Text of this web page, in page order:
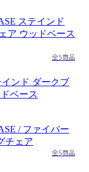
全5商品
ンド ダークブ
ベース
全5商品